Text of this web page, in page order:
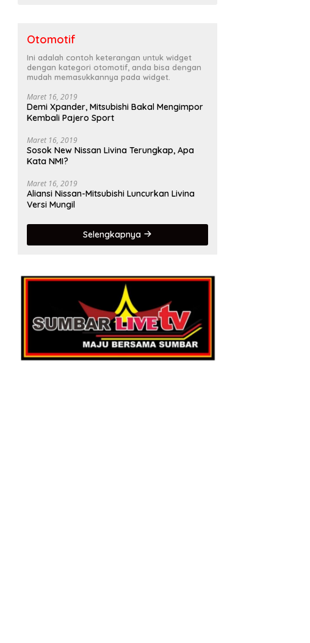
Otomotif
Ini adalah contoh keterangan untuk widget
dengan kategori otomotif, anda bisa dengan
mudah memasukkannya pada widget.
Maret 16, 2019
Demi Xpander, Mitsubishi Bakal Mengimpor
Kembali Pajero Sport
Maret 16, 2019
Sosok New Nissan Livina Terungkap, Apa
Kata NMI?
Maret 16, 2019
Aliansi Nissan-Mitsubishi Luncurkan Livina
Versi Mungil
Selengkapnya